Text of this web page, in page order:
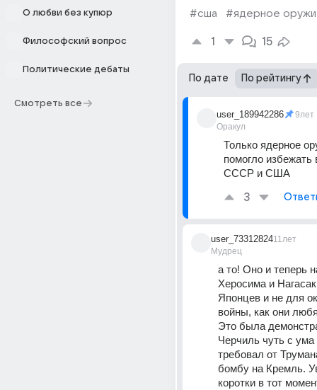
О любви без купюр
Философский вопрос
Политические дебаты
Смотреть все
#сша
#ядерное
1 15
По дате По рейтингу
user_189942286
Оракул
9лет
Только ядерное
помогло
СССР и США
3
user_73312824
Мудрец
11лет
а то! Оно и теперь
Херосима и
Японцев и не для
войны, как они
Это была
Черчиль чуть с
требовал от
бомбу на Кремль.
коротки в тот